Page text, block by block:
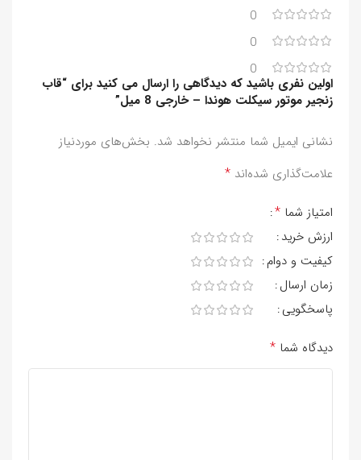
0
0
0
اولین نفری باشید که دیدگاهی را ارسال می کنید برای “قاب
زنجیر موتور سیکلت هوندا – خارجی 8 میل”
نشانی ایمیل شما منتشر نخواهد شد. بخش‌های موردنیاز
علامت‌گذاری شده‌اند *
امتیاز شما *
ارزش خرید
کیفیت و دوام
زمان ارسال
پاسخگویی
دیدگاه شما *